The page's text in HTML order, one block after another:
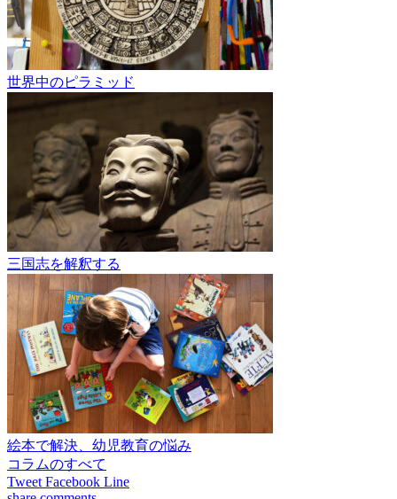
世界中のピラミッド
三国志を解釈する
絵本で解決、幼児教育の悩み
コラムのすべて
Tweet Facebook Line